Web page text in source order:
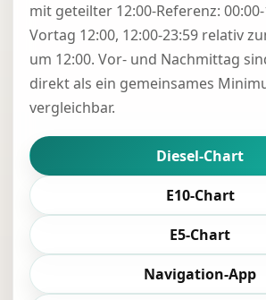
mit geteilter 12:00-Referenz:
Vortag 12:00, 12:00-23:59 relativ
um 12:00. Vor- und Nachmittag
direkt als ein gemeinsames
vergleichbar.
Diesel-Chart
E10-Chart
E5-Chart
Navigation-App